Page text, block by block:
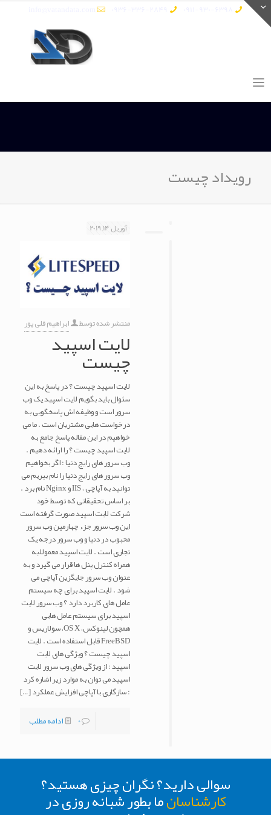
رویداد چیست
آوریل 14, 2019
منتشر شده توسط ابراهیم قلی پور
لایت اسپید
چیست
لایت اسپید چیست ؟ در پاسخ به این
سئوال باید بگویم لایت اسپید یک وب
سرور است و وظیفه اش پاسخگویی به
درخواست هایی مشتریان است . ما می
خواهیم در این مقاله پاسخ جامع به
لایت اسپید چیست ؟ را ارائه دهیم .
وب سرور های رایج دنیا : اگر بخواهیم
وب سرور های رایج دنیا را نام ببریم می
توانید به آپاچی ، IIS و Nginx نام برد .
بر اساس تحقیقاتی که توسط خود
شرکت لایت اسپید صورت گرفته است
این وب سرور جزء چهارمین وب سرور
محبوب در دنیا و وب سرور درجه یک
تجاری است . لایت اسپید معمولاً به
همراه کنترل پنل ها قرار می گیرد و به
عنوان وب سرور جایگزین آپاچی می
شود . لایت اسپید برای چه سیستم
عامل های کاربرد دارد ؟ وب سرور لایت
اسپید برای سیستم عامل هایی
همچون لینوکس، OS X، سولاریس و
FreeBSD قابل استفاده است . لایت
اسپید چیست ؟ ویژگی های لایت
اسپید : از ویژگی های وب سرور لایت
اسپید می توان به موارد زیر اشاره کرد
: سازگاری با آپاچی افزایش عملکرد[…]
0
ادامه مطلب
سوالی دارید؟ نگران چیزی هستید؟
کارشناسانما بطور شبانه روزی در